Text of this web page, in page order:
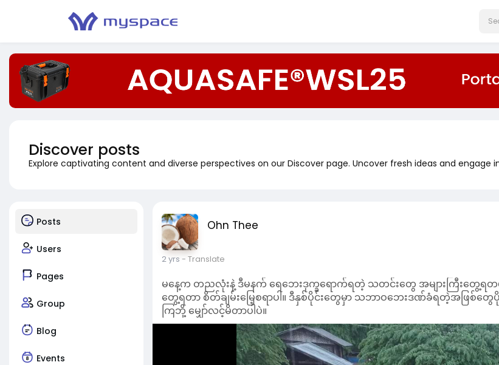
Discover posts
Explore captivating content and diverse perspectives on our Discover page. Uncover fresh ideas and engage
Posts
Users
Pages
Group
Blog
Events
Ohn Thee
2 yrs - Translate
မနေ့က တညလုံးနဲ့ ဒီမနက် ရေဘေးဒုက္ခရောက်ရတဲ့ သတင်းတွေ အများကြီးတွေ့ရ
တွေ့ရတာ စိတ်ချမ်းမြေ့စရာပါ။ ဒီနှစ်ပိုင်းတွေမှာ သဘာဝဘေးဒဏ်ခံရတဲ့အဖြစ်
ကြဘို့ မျှော်လင့်မိတာပါပဲ။